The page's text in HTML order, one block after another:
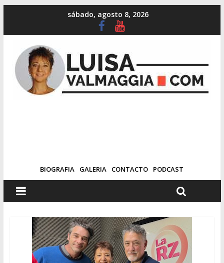
sábado, agosto 8, 2026
BIOGRAFIA GALERIA CONTACTO PODCAST